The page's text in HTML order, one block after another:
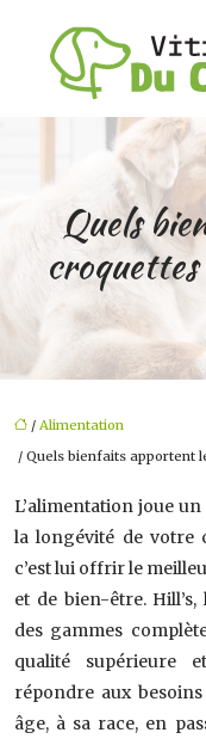
Quels
/ Alimentation
/ Quels bienfaits apportent
L’alimentation joue
la longévité de votre
c’est lui offrir le
et de bien-être.
des gammes
qualité supérieure
répondre aux
âge, à sa race, en